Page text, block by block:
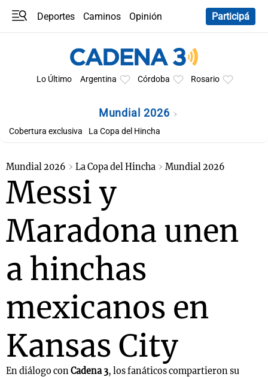
Deportes Caminos
Opinión
Participá
Lo Último Argentina Córdoba Rosario
Mundial 2026
Cobertura exclusiva La Copa del Hincha
Mundial 2026 La Copa del Hincha Mundial 2026
Messi y
Maradona unen
a hinchas
mexicanos en
Kansas City
En diálogo conCadena 3, los fanáticos compartieron su